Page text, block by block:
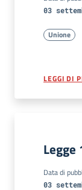
03
Unione
LEGGI DI
Data di
03